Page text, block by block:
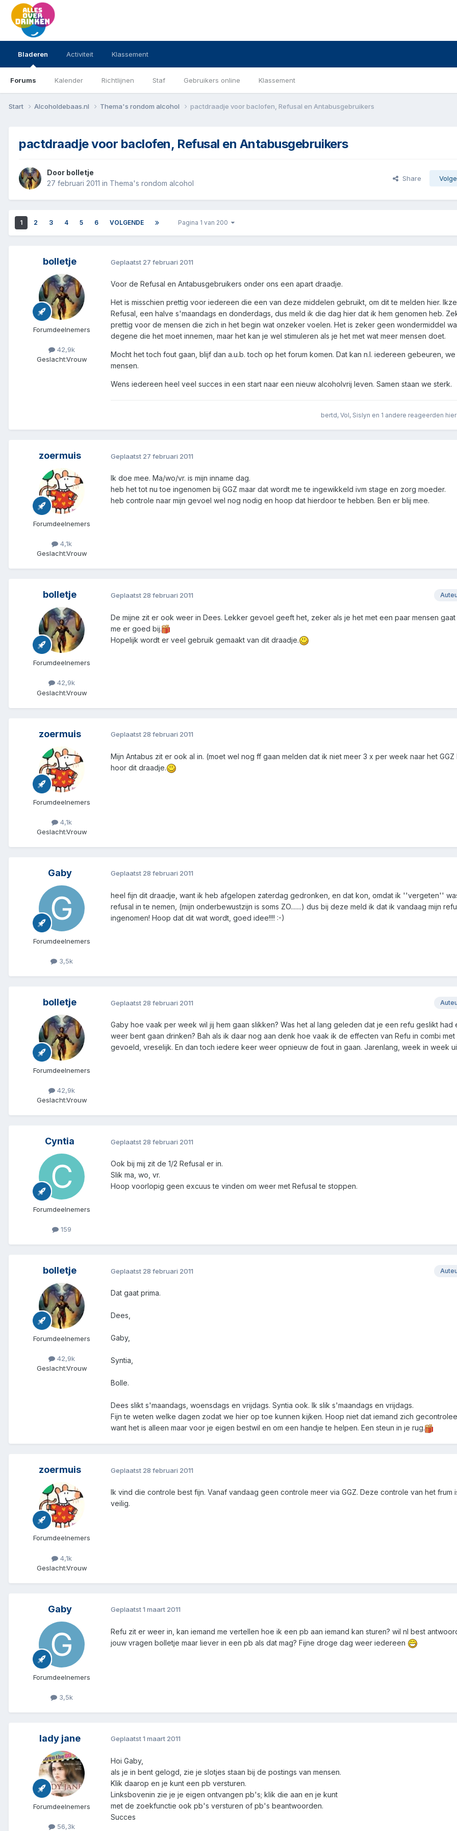
Bladeren
Forums Kalender Richtlijnen Staf Gebruikers online Klassement
Activiteit Klassement
Start Alcoholdebaas.nl Thema's rondom alcohol pactdraadje voor baclofen, Refusal en Antabusgebruikers
pactdraadje voor baclofen, Refusal en Antabusgebruikers
Door bolletje
27 februari 2011 in Thema's rondom alcohol
Share
1 2 3 4 5 6 VOLGENDE Pagina 1 van 200
bolletje
Forumdeelnemers
42,9k
Geslacht:Vrouw
Geplaatst 27 februari 2011
Voor de Refusal en Antabusgebruikers onder ons een apart draadje.
Het is misschien prettig voor iedereen die een van deze middelen gebruikt, om dit te melden hier.
Refusal, een halve s'maandags en donderdags, dus meld ik die dag hier dat ik hem genomen heb.
prettig voor de mensen die zich in het begin wat onzeker voelen. Het is zeker geen wondermiddel
degene die het moet innemen, maar het kan je wel stimuleren als je het met wat meer mensen doet.
Mocht het toch fout gaan, blijf dan a.u.b. toch op het forum komen. Dat kan n.l. iedereen gebeuren,
mensen.
Wens iedereen heel veel succes in een start naar een nieuw alcoholvrij leven. Samen staan we sterk.
bertd, Vol, Sislyn en 1 andere reageerden
zoermuis
Forumdeelnemers
4,1k
Geslacht:Vrouw
Geplaatst 27 februari 2011
Ik doe mee. Ma/wo/vr. is mijn inname dag.
heb het tot nu toe ingenomen bij GGZ maar dat wordt me te ingewikkeld ivm stage en zorg moeder.
heb controle naar mijn gevoel wel nog nodig en hoop dat hierdoor te hebben. Ben er blij mee.
bolletje
Forumdeelnemers
42,9k
Geslacht:Vrouw
Geplaatst 28 februari 2011
De mijne zit er ook weer in Dees. Lekker gevoel geeft het, zeker als je het met een paar mensen
me er goed bij.
Hopelijk wordt er veel gebruik gemaakt van dit draadje.
zoermuis
Forumdeelnemers
4,1k
Geslacht:Vrouw
Geplaatst 28 februari 2011
Mijn Antabus zit er ook al in. (moet wel nog ff gaan melden dat ik niet meer 3 x per week naar het GGZ
hoor dit draadje.
Gaby
Forumdeelnemers
3,5k
Geplaatst 28 februari 2011
heel fijn dit draadje, want ik heb afgelopen zaterdag gedronken, en dat kon, omdat ik ''vergeten''
refusal in te nemen, (mijn onderbewustzijn is soms ZO.......) dus bij deze meld ik dat ik vandaag mijn
ingenomen! Hoop dat dit wat wordt, goed idee!!!! :-)
bolletje
Forumdeelnemers
42,9k
Geslacht:Vrouw
Geplaatst 28 februari 2011
Gaby hoe vaak per week wil jij hem gaan slikken? Was het al lang geleden dat je een refu geslikt had
weer bent gaan drinken? Bah als ik daar nog aan denk hoe vaak ik de effecten van Refu in combi
gevoeld, vreselijk. En dan toch iedere keer weer opnieuw de fout in gaan. Jarenlang, week in week
Cyntia
Forumdeelnemers
159
Geplaatst 28 februari 2011
Ook bij mij zit de 1/2 Refusal er in.
Slik ma, wo, vr.
Hoop voorlopig geen excuus te vinden om weer met Refusal te stoppen.
bolletje
Forumdeelnemers
42,9k
Geslacht:Vrouw
Geplaatst 28 februari 2011
Dat gaat prima.
Dees,
Gaby,
Syntia,
Bolle.
Dees slikt s'maandags, woensdags en vrijdags. Syntia ook. Ik slik s'maandags en vrijdags.
Fijn te weten welke dagen zodat we hier op toe kunnen kijken. Hoop niet dat iemand zich
want het is alleen maar voor je eigen bestwil en om een handje te helpen. Een steun in je rug.
zoermuis
Forumdeelnemers
4,1k
Geslacht:Vrouw
Geplaatst 28 februari 2011
Ik vind die controle best fijn. Vanaf vandaag geen controle meer via GGZ. Deze controle van het frum
veilig.
Gaby
Forumdeelnemers
3,5k
Geplaatst1 maart 2011
Refu zit er weer in, kan iemand me vertellen hoe ik een pb aan iemand kan sturen? wil nl best
jouw vragen bolletje maar liever in een pb als dat mag? Fijne droge dag weer iedereen
lady jane
Forumdeelnemers
56,3k
Geplaatst1 maart 2011
Hoi Gaby,
als je in bent gelogd, zie je slotjes staan bij de postings van mensen.
Klik daarop en je kunt een pb versturen.
Linksbovenin zie je je eigen ontvangen pb's; klik die aan en je kunt
met de zoekfunctie ook pb's versturen of pb's beantwoorden.
Succes